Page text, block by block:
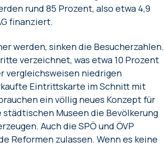
rund 85 Prozent, also etwa 4,9
finanziert.
werden, sinken die Besucherzahlen.
verzeichnet, was etwa 10 Prozent
vergleichsweisen niedrigen
Eintrittskarte im Schnitt mit
ein völlig neues Konzept für
Museen die Bevölkerung
Auch die SPÖ und ÖVP
Reformen zulassen. Wenn es keine